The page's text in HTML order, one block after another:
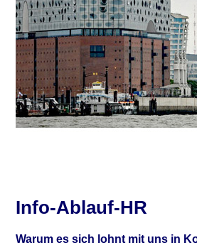
Info-Ablauf-HR
Warum es sich lohnt mit uns in